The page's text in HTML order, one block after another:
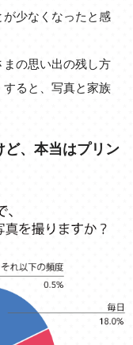
少なくなったと感
の思い出の残し方
ると、写真と家族
ど、本当はプリン